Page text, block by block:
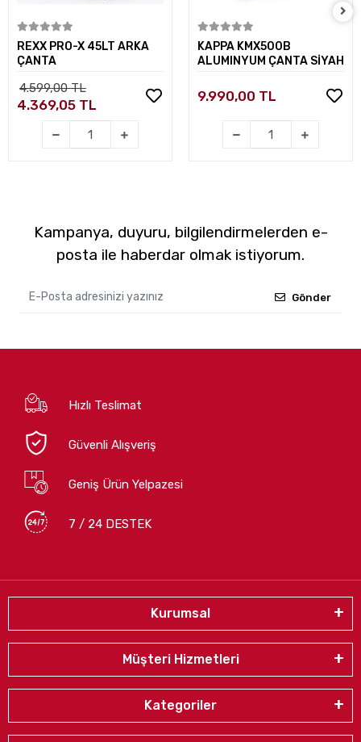
Sepete Ekle
REXX PRO-X 45LT ARKA
ÇANTA
4.599,00 TL
4.369,05 TL
Sepete Ekle
KAPPA KMX500B
ALUMINYUM ÇANTA SİYAH
9.990,00 TL
Kampanya, duyuru, bilgilendirmelerden e-
posta ile haberdar olmak istiyorum.
Gönder
Hızlı Teslimat
Güvenli Alışveriş
Geniş Ürün Yelpazesi
7 / 24 DESTEK
Kurumsal
Müşteri Hizmetleri
Kategoriler